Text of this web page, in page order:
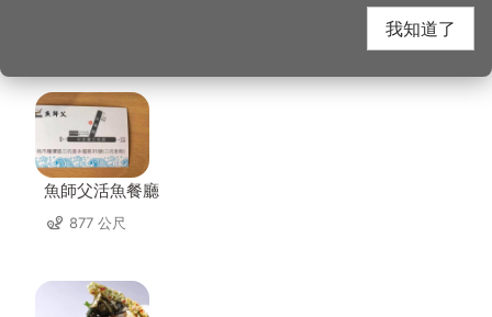
魚師父活魚餐廳
877 公尺
我知道了